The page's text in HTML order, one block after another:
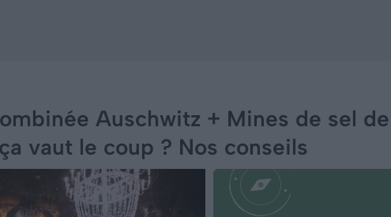
Auschwitz + Mines de sel de
vaut le coup ? Nos conseils